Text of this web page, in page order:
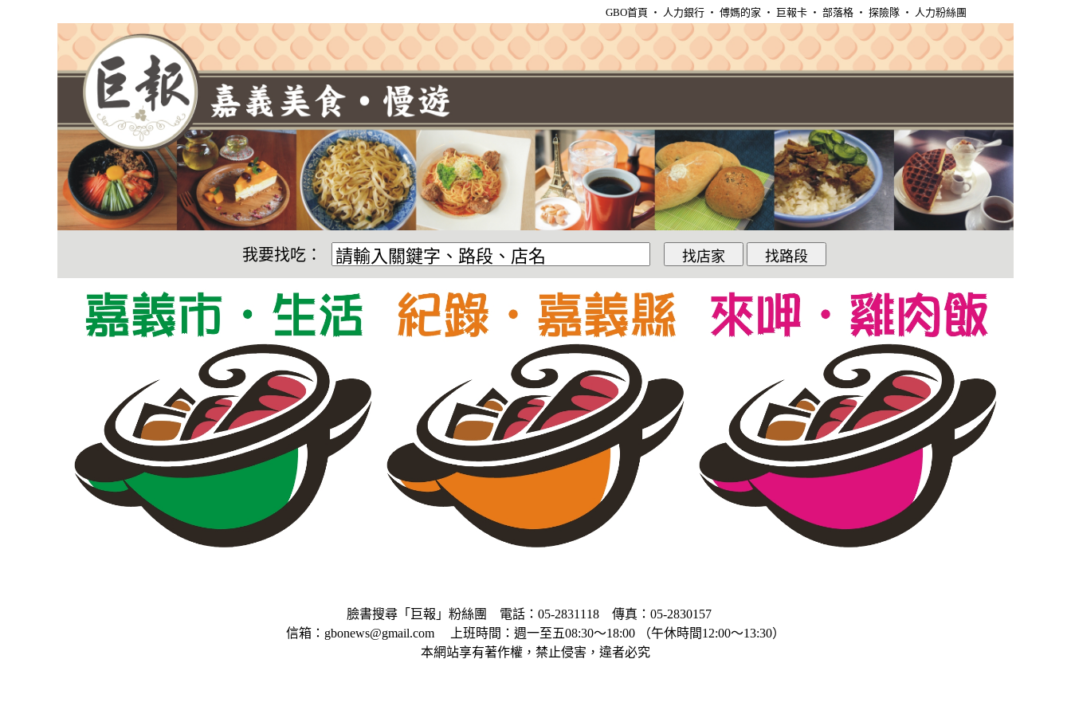
GBO首頁 ‧ 人力銀行 ‧ 傅媽的家 ‧ 巨報卡 ‧ 部落格 ‧ 探險隊 ‧ 人力粉絲團
我要找吃：
臉書搜尋「巨報」粉絲團 電話：05-2831118 傳真：05-2830157
信箱：gbonews@gmail.com 上班時間：週一至五08:30～18:00 （午休時間12:00～13:30）
本網站享有著作權，禁止侵害，違者必究